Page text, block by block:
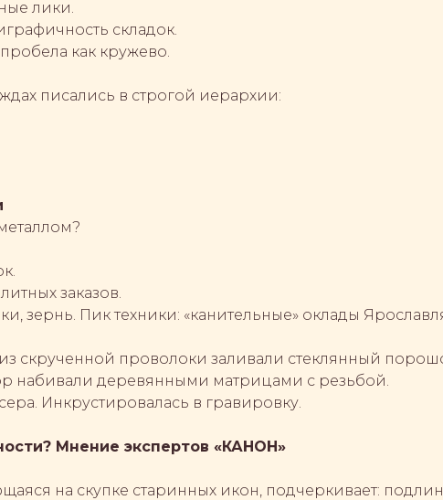
лики.
складок.
как кружево.
писались в строгой иерархии:
заказов.
зернь. Пик техники: «канительные» оклады
скрученной проволоки заливали стеклянный
набивали деревянными матрицами с резьбой.
Инкрустировалась в гравировку.
Мнение экспертов «КАНОН»
на скупке старинных икон, подчеркивает: